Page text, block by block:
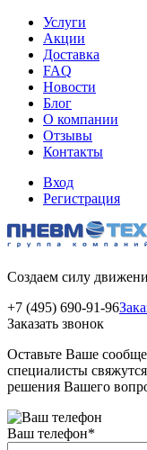
Услуги
Акции
Доставка
FAQ
Новости
Блог
О компании
Отзывы
Контакты
Вход
Регистрация
Создаем силу
+7 (495) 690-91-96
Заказать звонок
Оставьте Ваше
специалисты
решения Вашего
Ваш телефон*